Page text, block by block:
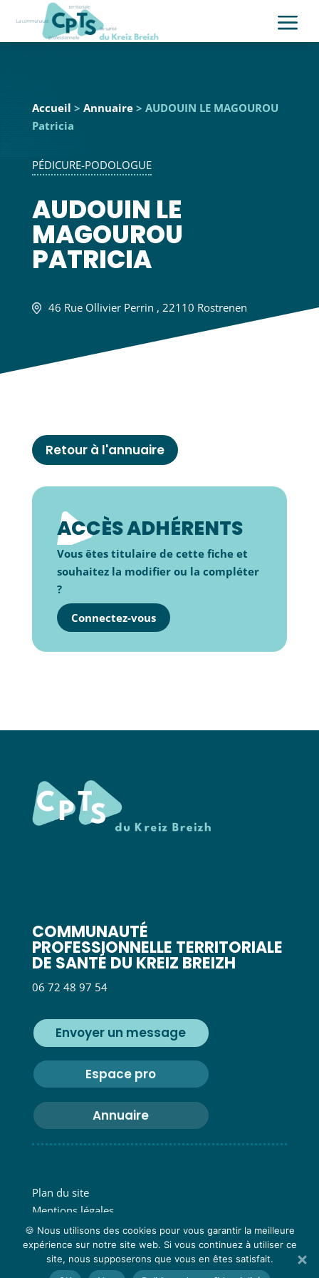
a
Accueil > Annuaire> AUDOUIN LE MAGOUROU
Patricia
PÉDICURE-PODOLOGUE
AUDOUIN LE
MAGOUROU
PATRICIA
46 Rue Ollivier Perrin , 22110 Rostrenen
Retour à l'annuaire
ACCÈS ADHÉRENTS
Vous êtes titulaire de cette fiche et
souhaitez la modifier ou la compléter
?
Connectez-vous
COMMUNAUTÉ
PROFESSIONNELLE TERRITORIALE
DE SANTÉ DU KREIZ BREIZH
06 72 48 97 54
Envoyer un message
Espace pro
Annuaire
Plan du site
Mentions légales
Confidentialité
Fait avec ♡ en Bretagne parBreizh tandem
🍪 Nous utilisons des cookies pour vous garantir la meilleure
expérience sur notre site web. Si vous continuez à utiliser ce
site, nous supposerons que vous en êtes satisfait.